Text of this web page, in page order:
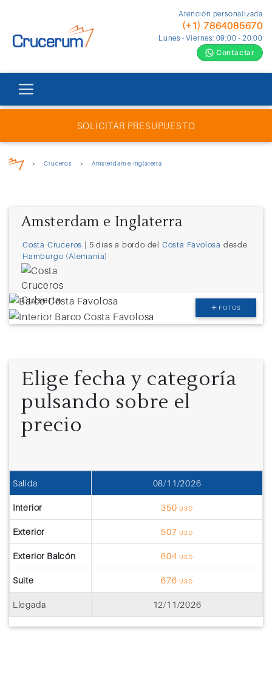
Atención personalizada
(+1) 7864085670
Lunes - Viernes: 09:00 - 20:00
Contactar
SOLICITAR PRESUPUESTO
> Cruceros > Amsterdam e Inglaterra
Amsterdam e Inglaterra
Costa Cruceros | 5 días a bordo del Costa Favolosa desde
Hamburgo (Alemania)
FOTOS
Elige fecha y categoría
pulsando sobre el
precio
Salida 08/11/2026
Interior 350 USD
Exterior 507 USD
Exterior Balcón 604 USD
Suite 676 USD
Llegada 12/11/2026